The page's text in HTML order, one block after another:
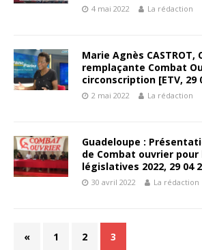
4 mai 2022 La rédaction
Marie Agnès CASTROT,
remplaçante Combat
circonscription [ETV, 29
2 mai 2022 La rédaction
Guadeloupe :
de Combat ouvrier
législatives 2022, 29 04
30 avril 2022 La rédaction
« 1 2 3